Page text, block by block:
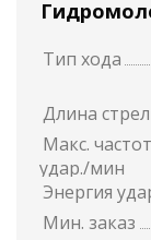
Тип хода
Длина
Макс.
удар./мин
Энергия
Мин. заказ